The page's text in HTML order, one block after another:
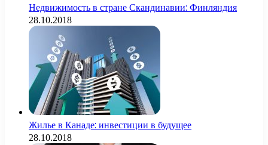
Недвижимость в стране Скандинавии: Финляндия
28.10.2018
Жилье в Канаде: инвестиции в будущее
28.10.2018